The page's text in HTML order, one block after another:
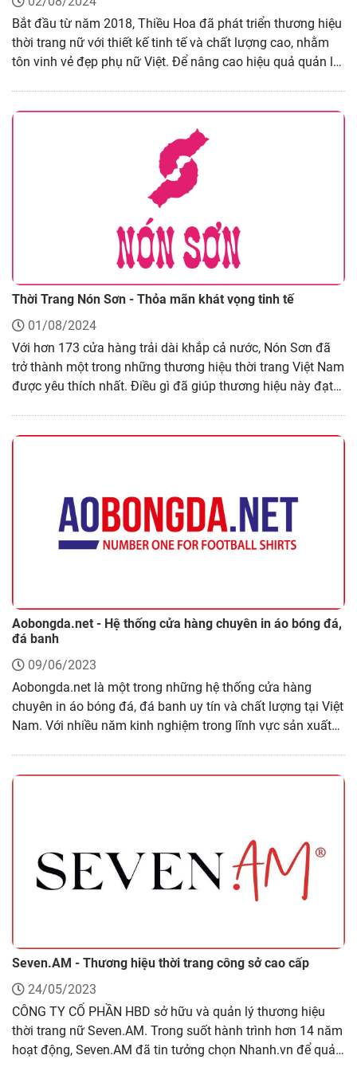
Bắt đầu từ năm 2018, Thiều Hoa đã phát triển thương hiệu
thời trang nữ với thiết kế tinh tế và chất lượng cao, nhằm
tôn vinh vẻ đẹp phụ nữ Việt. Để nâng cao hiệu quả quản lý
chúng tôi tìm hiểu về thương hiệu này ở bài viết dưới đây
Thời Trang Nón Sơn - Thỏa mãn khát vọng tinh tế
01/08/2024
Với hơn 173 cửa hàng trải dài khắp cả nước, Nón Sơn đã
trở thành một trong những thương hiệu thời trang Việt Nam
được yêu thích nhất. Điều gì đã giúp thương hiệu này đạt
Aobongda.net - Hệ thống cửa hàng chuyên in áo bóng đá,
đá banh
09/06/2023
Aobongda.net là một trong những hệ thống cửa hàng
chuyên in áo bóng đá, đá banh uy tín và chất lượng tại Việt
Nam. Với nhiều năm kinh nghiệm trong lĩnh vực sản xuất
thích thể thao. Ngoài các phụ kiện như băng quấn và đai
Seven.AM - Thương hiệu thời trang công sở cao cấp
24/05/2023
CÔNG TY CỔ PHẦN HBD sở hữu và quản lý thương hiệu
thời trang nữ Seven.AM. Trong suốt hành trình hơn 14 năm
hoạt động, Seven.AM đã tin tưởng chọn Nhanh.vn để quản